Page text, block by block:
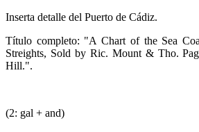
Inserta detalle del Puerto de Cádiz.
Título completo: "A Chart of the Sea
Streights, Sold by Ric. Mount & Tho.
Hill.".
(2: gal + and)